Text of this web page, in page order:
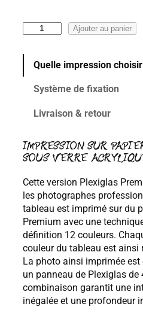
:
1
0
à
4
0
,
0
0
€
a
t
e
A
S
T
E
R
D
A
M
Ajouter au panier
Quelle impression
Système de fixation
Livraison & retour
IMPRESSION SUR
SOUS VERRE
Cette version Plexiglas
les photographes
tableau est imprimé sur du
Premium avec une
définition 12 couleurs.
couleur du tableau est ainsi
La photo ainsi imprimée est
un panneau de Plexiglas de
combinaison garantit une
inégalée et une profondeur